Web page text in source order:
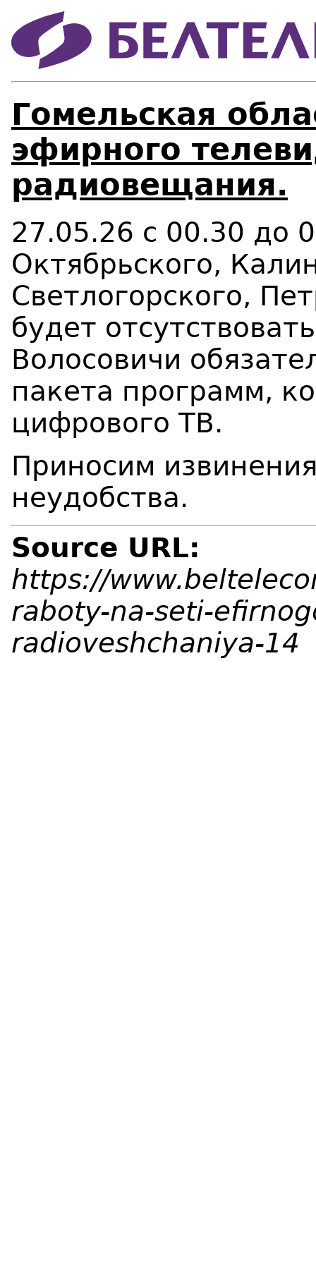
Гомельская
эфирного
радиовещания.
27.05.26 с 00.30 до
Октябрьского,
Светлогорского,
будет
Волосовичи
пакета программ,
цифрового ТВ.
Приносим
неудобства.
Source URL:
https://
raboty-na-seti-
radioveshchaniya-14